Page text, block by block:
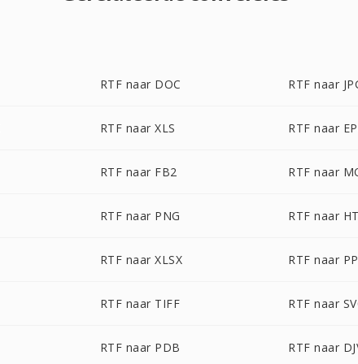
RTF naar DOC RTF naar
RTF naar XLS RTF naar
RTF naar FB2 RTF naar
RTF naar PNG RTF naar
RTF naar XLSX RTF naar
RTF naar TIFF RTF naar
RTF naar PDB RTF naar